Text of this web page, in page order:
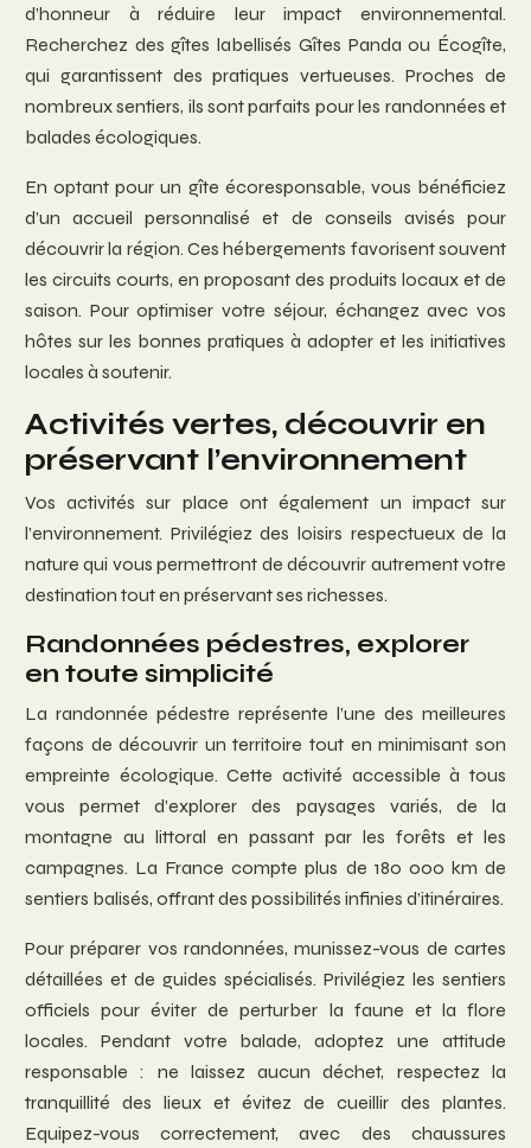
d’honneur à réduire leur impact environnemental.
Recherchez des gîtes labellisés Gîtes Panda ou Écogîte,
qui garantissent des pratiques vertueuses. Proches de
nombreux sentiers, ils sont parfaits pour les randonnées et
balades écologiques.
En optant pour un gîte écoresponsable, vous bénéficiez
d’un accueil personnalisé et de conseils avisés pour
découvrir la région. Ces hébergements favorisent souvent
les circuits courts, en proposant des produits locaux et de
saison. Pour optimiser votre séjour, échangez avec vos
hôtes sur les bonnes pratiques à adopter et les initiatives
locales à soutenir.
Activités vertes, découvrir en
préservant l’environnement
Vos activités sur place ont également un impact sur
l’environnement. Privilégiez des loisirs respectueux de la
nature qui vous permettront de découvrir autrement votre
destination tout en préservant ses richesses.
Randonnées pédestres, explorer
en toute simplicité
La randonnée pédestre représente l’une des meilleures
façons de découvrir un territoire tout en minimisant son
empreinte écologique. Cette activité accessible à tous
vous permet d’explorer des paysages variés, de la
montagne au littoral en passant par les forêts et les
campagnes. La France compte plus de 180 000 km de
sentiers balisés, offrant des possibilités infinies d’itinéraires.
Pour préparer vos randonnées, munissez-vous de cartes
détaillées et de guides spécialisés. Privilégiez les sentiers
officiels pour éviter de perturber la faune et la flore
locales. Pendant votre balade, adoptez une attitude
responsable : ne laissez aucun déchet, respectez la
tranquillité des lieux et évitez de cueillir des plantes.
Equipez-vous correctement, avec des chaussures